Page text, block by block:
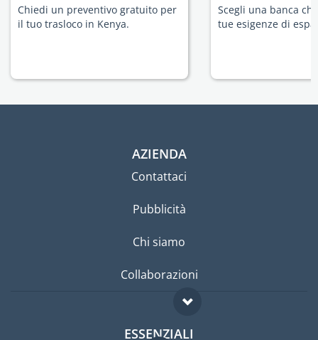
Chiedi un preventivo gratuito per
il tuo trasloco in Kenya.
Scegli una banca
tue esigenze di
AZIENDA
Contattaci
Pubblicità
Chi siamo
Collaborazioni
ESSENZIALI